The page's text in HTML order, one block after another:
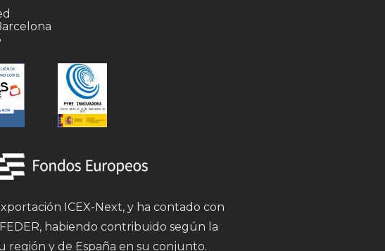
ICEX-Next, y ha contado con
habiendo contribuido según la
región y de España en su conjunto.